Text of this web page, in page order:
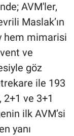
AVM'ler,
Maslak’ın
hem mimarisi
ve
göz
ile 193
ve 3+1
ilk AVM’si
yanı